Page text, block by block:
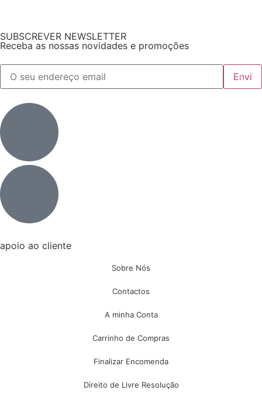
SUBSCREVER NEWSLETTER
Receba as nossas novidades e promoções
apoio ao cliente
Sobre Nós
Contactos
A minha Conta
Carrinho de Compras
Finalizar Encomenda
Direito de Livre Resolução